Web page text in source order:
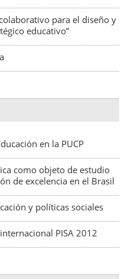
para el diseño y
educativo”
en la PUCP
como objeto de estudio
de excelencia en el Brasil
y políticas sociales
PISA 2012